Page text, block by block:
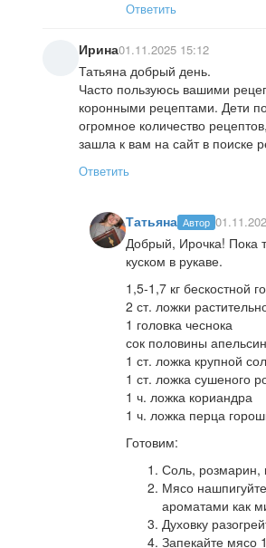
Ответить
Ирина01.11.2025 15:12
Татьяна добрый день.
Часто пользуюсь вашими
коронными рецептами. Дети
огромное количество
зашла к вам на сайт в поиске
Ответить
Татьяна Автор
Добрый, Ирочка! Пока
куском в рукаве.
1,5-1,7 кг бескостной
2 ст. ложки
1 головка чеснока
сок половины
1 ст. ложка крупной
1 ст. ложка сушеного
1 ч. ложка кориандра
1 ч. ложка перца
Готовим:
Соль, розмарин,
Мясо
ароматами как
Духовку
Запекайте мясо